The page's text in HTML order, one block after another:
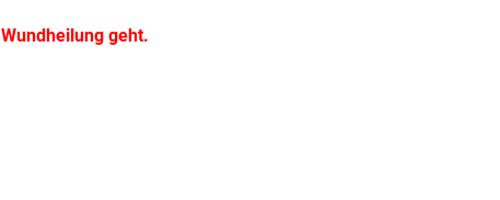
Wundheilung geht.